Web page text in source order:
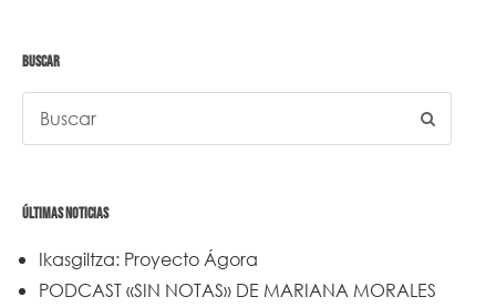
BUSCAR
ÚLTIMAS NOTICIAS
Ikasgiltza: Proyecto Ágora
PODCAST «SIN NOTAS» DE MARIANA MORALES